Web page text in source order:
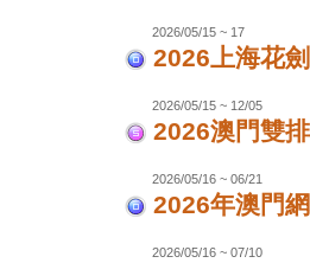
2026/05/15 ~ 17
2026上海花
2026/05/15 ~ 12/05
2026澳門雙
2026/05/16 ~ 06/21
2026年澳門
2026/05/16 ~ 07/10